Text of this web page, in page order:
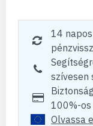
14
szívesen
100%-
Olvassa